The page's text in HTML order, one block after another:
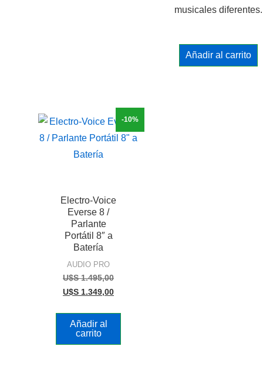
musicales diferentes.
Añadir al carrito
-10%
Electro-Voice
Everse 8 /
Parlante
Portátil 8″ a
Batería
AUDIO PRO
U$S1.495,00
U$S 1.349,00
Añadir al
carrito